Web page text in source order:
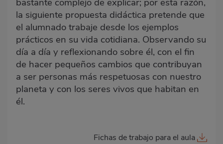
la siguiente propuesta didáctica pretende que
el alumnado trabaje desde los ejemplos
prácticos en su vida cotidiana. Observando su
día a día y reflexionando sobre él, con el fin
de hacer pequeños cambios que contribuyan
a ser personas más respetuosas con nuestro
planeta y con los seres vivos que habitan en
él.
Fichas de trabajo para el aula